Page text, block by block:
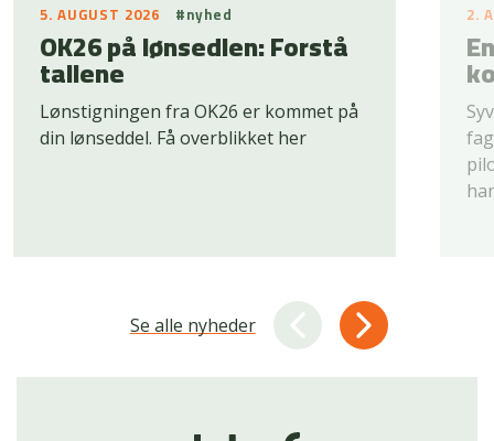
5. AUGUST 2026 #nyhed
OK26 på lønsedlen: Forstå
tallene
Lønstigningen fra OK26 er kommet på
din lønseddel. Få overblikket her
2.
Se alle nyheder